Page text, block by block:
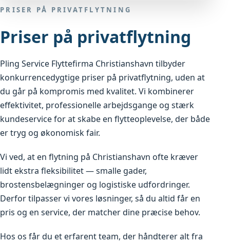
PRISER PÅ PRIVATFLYTNING
Priser på privatflytning
Pling Service Flyttefirma Christianshavn tilbyder
konkurrencedygtige priser på privatflytning, uden at
du går på kompromis med kvalitet. Vi kombinerer
effektivitet, professionelle arbejdsgange og stærk
kundeservice for at skabe en flytteoplevelse, der både
er tryg og økonomisk fair.
Vi ved, at en flytning på Christianshavn ofte kræver
lidt ekstra fleksibilitet — smalle gader,
brostensbelægninger og logistiske udfordringer.
Derfor tilpasser vi vores løsninger, så du altid får en
pris og en service, der matcher dine præcise behov.
Hos os får du et erfarent team, der håndterer alt fra